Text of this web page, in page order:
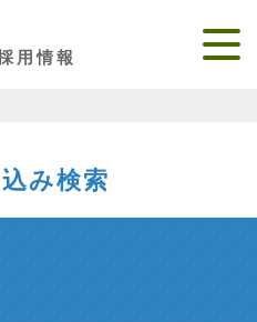
用情報
み検索